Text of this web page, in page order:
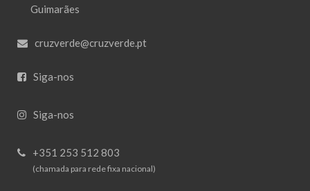
Guimarães
cruzverde@cruzverde.pt
Siga-nos
Siga-nos
+351 253 512 803
(chamada para rede fixa nacional)